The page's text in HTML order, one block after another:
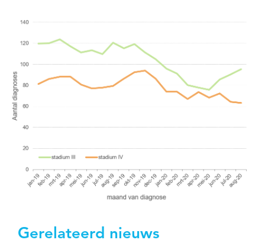
Gerelateerd nieuws